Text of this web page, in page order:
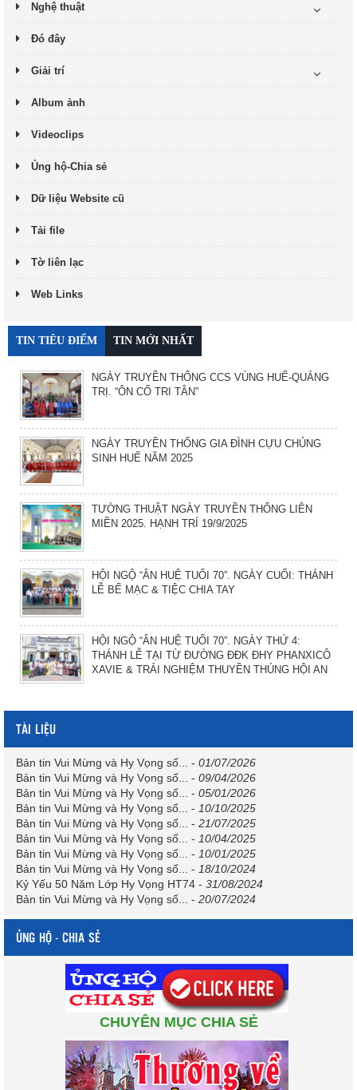
Nghệ thuật
Đó đây
Giải trí
Album ảnh
Videoclips
Ủng hộ-Chia sẻ
Dữ liệu Website cũ
Tải file
Tờ liên lạc
Web Links
TIN TIÊU ĐIỂM TIN MỚI NHẤT
NGÀY TRUYỀN THỐNG CCS VÙNG HUẾ-QUẢNG
TRỊ. “ÔN CỐ TRI TÂN”
NGÀY TRUYỀN THỐNG GIA ĐÌNH CỰU CHỦNG
SINH HUẾ NĂM 2025
TƯỜNG THUẬT NGÀY TRUYỀN THỐNG LIÊN
MIỀN 2025. HẠNH TRÍ 19/9/2025
HỘI NGỘ “ÂN HUỆ TUỔI 70”. NGÀY CUỐI: THÁNH
LỄ BẾ MẠC & TIỆC CHIA TAY
HỘI NGỘ “ÂN HUỆ TUỔI 70”. NGÀY THỨ 4:
THÁNH LỄ TẠI TỪ ĐƯỜNG ĐĐK ĐHY PHANXICÔ
XAVIE & TRẢI NGHIỆM THUYỀN THÚNG HỘI AN
TÀI LIỆU
Bản tin Vui Mừng và Hy Vọng số... - 01/07/2026
Bản tin Vui Mừng và Hy Vọng số... - 09/04/2026
Bản tin Vui Mừng và Hy Vọng số... - 05/01/2026
Bản tin Vui Mừng và Hy Vọng số... - 10/10/2025
Bản tin Vui Mừng và Hy Vọng số... - 21/07/2025
Bản tin Vui Mừng và Hy Vọng số... - 10/04/2025
Bản tin Vui Mừng và Hy Vọng số... - 10/01/2025
Bản tin Vui Mừng và Hy Vọng số... - 18/10/2024
Kỷ Yếu 50 Năm Lớp Hy Vọng HT74 - 31/08/2024
Bản tin Vui Mừng và Hy Vọng số... - 20/07/2024
ỦNG HỘ - CHIA SẺ
CHUYÊN MỤC CHIA SẺ